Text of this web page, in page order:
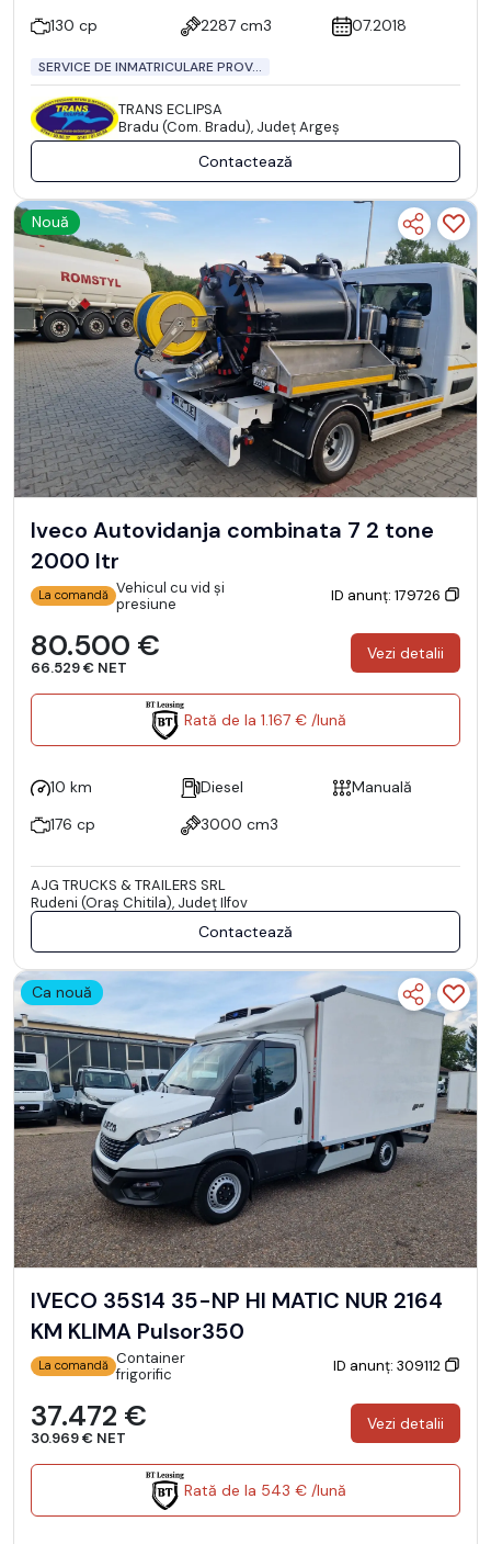
130 cp
2287 cm3 07.2018
SERVICE DE INMATRICULARE PROV...
TRANS ECLIPSA
Bradu (Com. Bradu), Județ Argeş
Contactează
Nouă
Iveco Autovidanja combinata 7 2 tone
2000 ltr
La comandă Vehicul cu vid și
presiune
ID anunț: 179726
80.500 €
66.529 € NET
Vezi detalii
Rată de la 1.167 € /lună
10 km Diesel
Manuală
176 cp
3000 cm3
AJG TRUCKS & TRAILERS SRL
Rudeni (Oraş Chitila), Județ Ilfov
Contactează
Ca nouă
IVECO 35S14 35-NP HI MATIC NUR 2164
KM KLIMA Pulsor350
La comandă Container
frigorific
ID anunț: 309112
37.472 €
30.969 € NET
Vezi detalii
Rată de la 543 € /lună